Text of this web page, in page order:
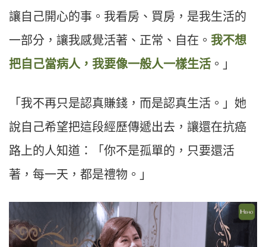
讓自己開心的事。我看房、買房，是我生活的
一部分，讓我感覺活著、正常、自在。 我不想
把自己當病人，我要像一般人一樣生活 。」
「我不再只是認真賺錢，而是認真生活。」她
說自己希望把這段經歷傳遞出去，讓還在抗癌
路上的人知道：「你不是孤單的，只要還活
著，每一天，都是禮物。」